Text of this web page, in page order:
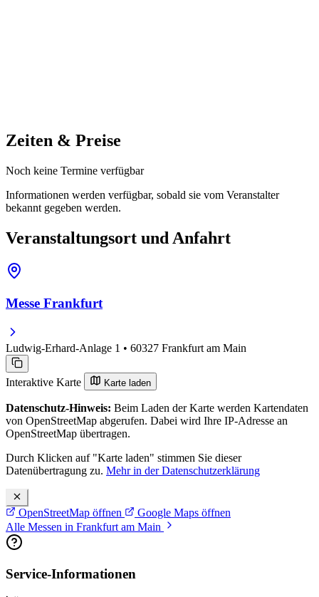
Zeiten & Preise
Noch keine Termine verfügbar
Informationen werden verfügbar, sobald sie vom Veranstalter
bekannt gegeben werden.
Veranstaltungsort und Anfahrt
Messe Frankfurt
Ludwig-Erhard-Anlage 1 • 60327 Frankfurt am Main
Interaktive Karte Karte laden
Datenschutz-Hinweis: Beim Laden der Karte werden Kartendaten
von OpenStreetMap abgerufen. Dabei wird Ihre IP-Adresse an
OpenStreetMap übertragen.
Durch Klicken auf "Karte laden" stimmen Sie dieser
Datenübertragung zu. Mehr in der Datenschutzerklärung
OpenStreetMap öffnen
Google Maps öffnen
Alle Messen in Frankfurt am Main
Service-Informationen